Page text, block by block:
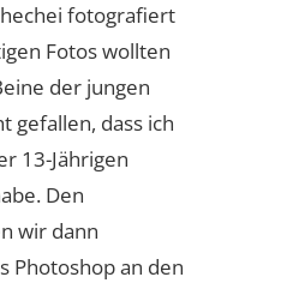
fotografiert
Fotos wollten
der jungen
gefallen, dass ich
13-Jährigen
Den
wir dann
Photoshop an den